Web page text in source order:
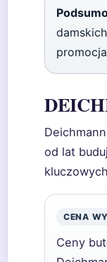
od lat
CENA
Ceny